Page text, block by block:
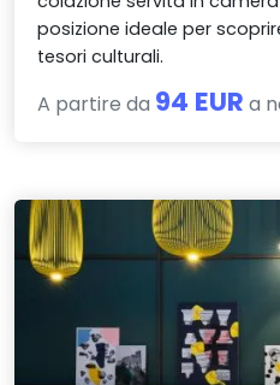
posizione ideale per
tesori culturali.
A partire da 94 EUR a